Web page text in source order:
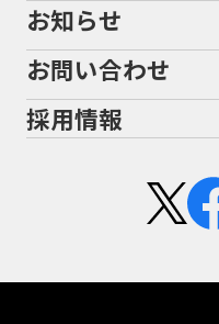
地域から探す
メーカー別買取相場・
ヤマハ
ホンダ
スズキ
ハーレーダビッドソン
ドゥカティ
バイク保険無料見積り（
盗難保険
福島
茨城
栃木
会社概要
沿革
二輪公正取引協議会加
お知らせ
お問い合わせ
採用情報
中途採用・アルバイト